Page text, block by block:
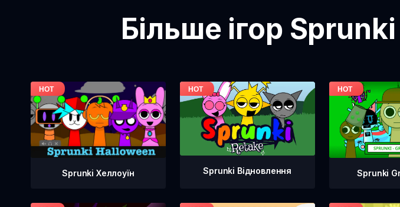
Більше ігор
Sprunki Хеллоуїн Sprunki Відновлення Sprunki